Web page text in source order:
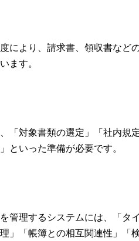
により、請求書、領収書など
ます。
「対象書類の選定」「社内規
といった準備が必要です。
管理するシステムには、「タ
」「帳簿との相互関連性」「